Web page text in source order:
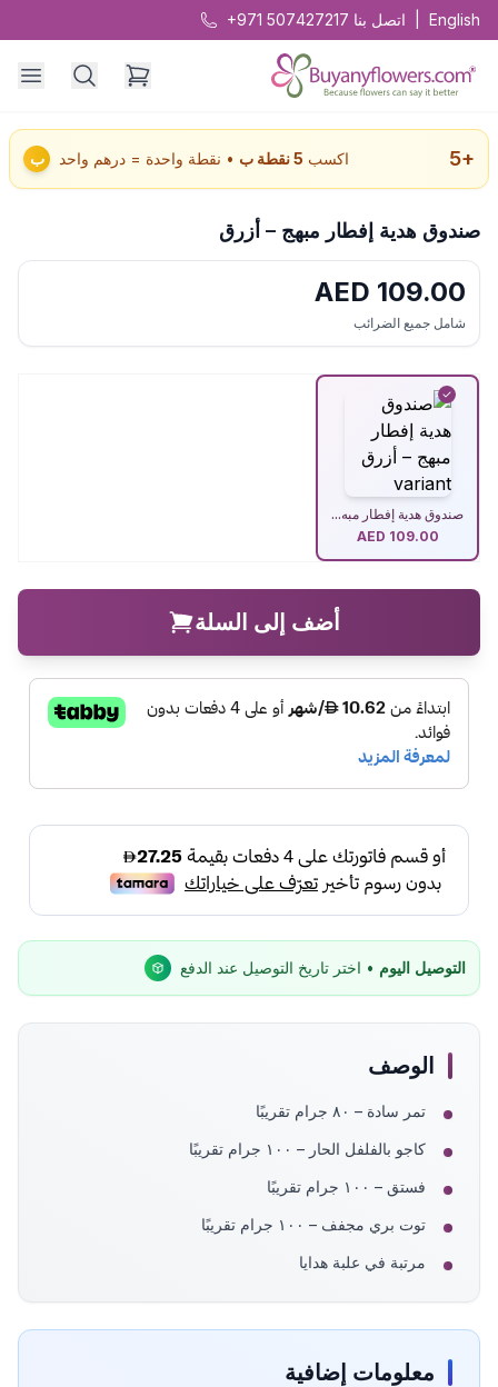
English اتصل بنا +971 507427217
+
5 اكسب 5نقطة ب • نقطة واحدة = درهم واحد ب
صندوق هدية إفطار مبهج – أزرق
109.00
شامل جميع الضرائب
صندوق هدية إفطار مبه...
AED 109.00
أضف إلى السلة
التوصيل اليوم • اختر تاريخ التوصيل عند الدفع
الوصف
تمر سادة – ٨٠ جرام تقريبًا
كاجو بالفلفل الحار – ١٠٠ جرام تقريبًا
فستق – ١٠٠ جرام تقريبًا
توت بري مجفف – ١٠٠ جرام تقريبًا
مرتبة في علبة هدايا
معلومات إضافية